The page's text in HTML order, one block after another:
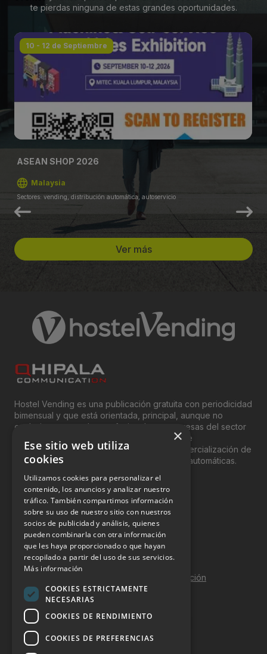
te pierdas ninguna de estas grandes oportunidades.
10 - 12 de Septiembre
ASEAN SHOP 2026
Malaysia
Sectores: vending, distribución automática, autoservicio
Ver más
Hostel Vending es una publicación gratuita con periodicidad
bimensual y que está orientada, principal, aunque no
exclusivamente, a los profesionales y empresas del sector
del “Vending”; nombre con el que se conoce
genéricamente entre profesionales a la comercialización de
productos y servicios a través de máquinas automáticas.
INFORMACIÓN LEGAL
Aviso Legal
Política de Privacidad
Política de Cookies
Política de calidad y seguridad de la información
Contacto
×
Ese sitio web utiliza
cookies
Utilizamos cookies para personalizar el
contenido, los anuncios y analizar nuestro
tráfico. También compartimos información
sobre su uso de nuestro sitio con nuestros
socios de publicidad y análisis, quienes
pueden combinarla con otra información
que les haya proporcionado o que hayan
recopilado a partir del uso de sus servicios.
Más información
COOKIES ESTRICTAMENTE
NECESARIAS
COOKIES DE RENDIMIENTO
COOKIES DE PREFERENCIAS